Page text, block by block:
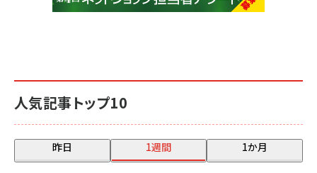
人気記事トップ10
昨日 1週間 1か月